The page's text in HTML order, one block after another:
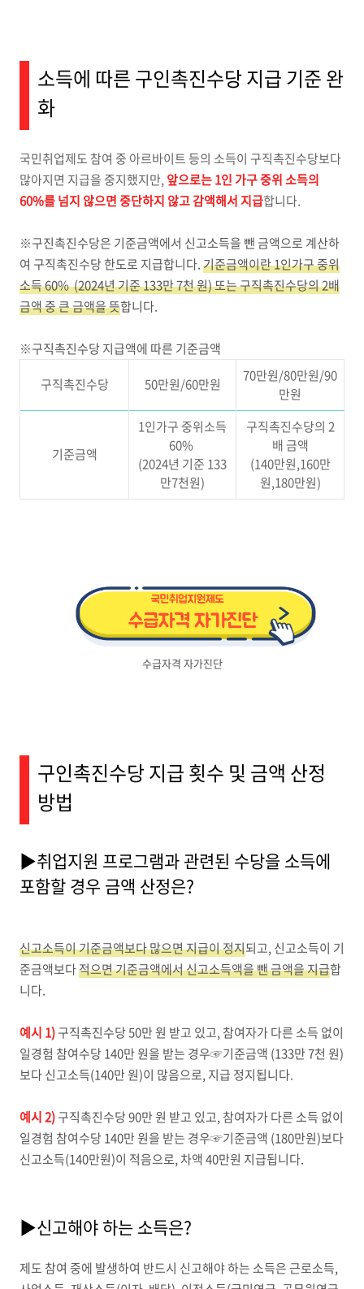
소득에 따른 구인촉진수당 지급 기준 완
화
국민취업제도 참여 중 아르바이트 등의 소득이 구직촉진수당보다
많아지면 지급을 중지했지만, 앞으로는 1인 가구 중위 소득의
60%를 넘지 않으면 중단하지 않고 감액해서 지급합니다.
※구진촉진수당은 기준금액에서 신고소득을 뺀 금액으로 계산하
여 구직촉진수당 한도로 지급합니다.기준금액이란 1인가구 중위
소득 60% (2024년 기준 133만 7천 원) 또는 구직촉진수당의 2배
금액 중 큰 금액을 뜻합니다.
※구직촉진수당 지급액에 따른 기준금액
구직촉진수당
50만원/60만원
70만원/80만원/90
만원
기준금액
1인가구 중위소득
60%
(2024년 기준 133
만7천원)
구직촉진수당의 2
배 금액
(140만원,160만
원,180만원)
수급자격 자가진단
구인촉진수당 지급 횟수 및 금액 산정
방법
▶취업지원 프로그램과 관련된 수당을 소득에
포함할 경우 금액 산정은?
신고소득이 기준금액보다 많으면 지급이 정지되고, 신고소득이 기
준금액보다적으면 기준금액에서 신고소득액을 뺀 금액을 지급합
니다.
예시 1)구직촉진수당 50만 원 받고 있고, 참여자가 다른 소득 없이
일경험 참여수당 140만 원을 받는 경우☞기준금액 (133만 7천 원)
보다 신고소득(140만 원)이 많음으로, 지급 정지됩니다.
예시 2)구직촉진수당 90만 원 받고 있고, 참여자가 다른 소득 없이
일경험 참여수당 140만 원을 받는 경우☞기준금액 (180만원)보다
신고소득(140만원)이 적음으로, 차액 40만원 지급됩니다.
▶신고해야 하는 소득은?
제도 참여 중에 발생하여 반드시 신고해야 하는 소득은 근로소득,